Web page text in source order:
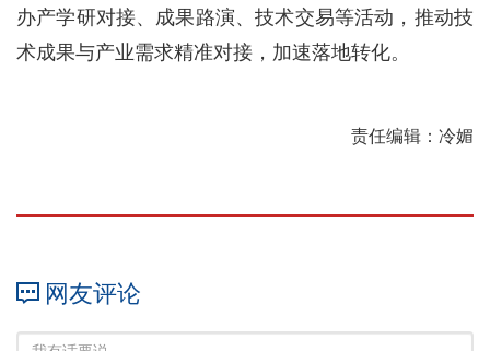
办产学研对接、成果路演、技术交易等活动，推动技
术成果与产业需求精准对接，加速落地转化。
责任编辑：冷媚
网友评论